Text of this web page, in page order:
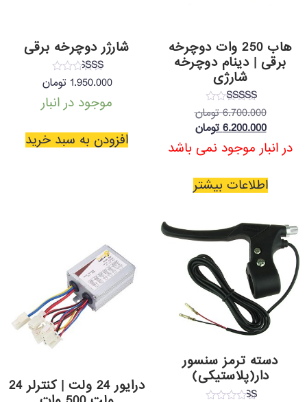
هاب 250 وات دوچرخه
برقی | دینام دوچرخه
شارژی
نمره
5.00
از 5
6.700.000 تومان
6.200.000 تومان
در انبار موجود نمی باشد
اطلاعات بیشتر
شارژر دوچرخه برقی
نمره
2.00
از 5
1.950.000 تومان
موجود در انبار
افزودن به سبد خرید
دسته ترمز سنسور
دار(پلاستیکی)
درایور 24 ولت | کنترلر 24